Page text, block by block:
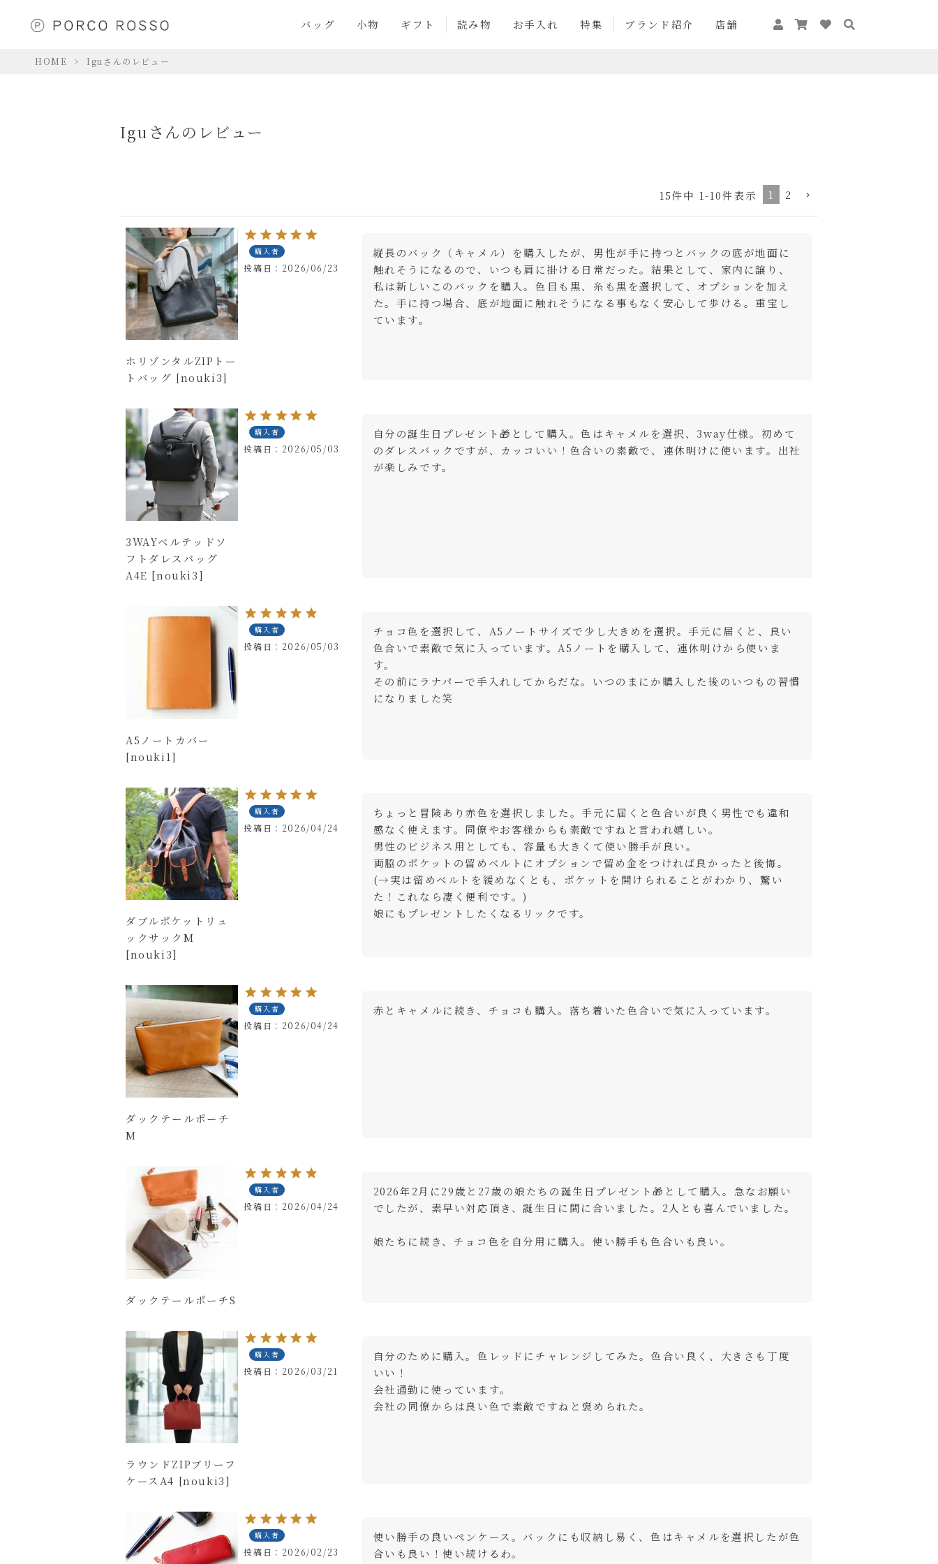
バッグ 小物 ギフト 読み物 お手入れ 特集 ブランド紹介 店舗
HOME Iguさんのレビュー
Iguさんのレビュー
15件中 1-10件表示 1 2
ホリゾンタルZIPトー
トバッグ [nouki3]
購入者
投稿日 2026/06/23
縦長のバック（キャメル）を購入したが、男性が手に持つとバックの底が地面に
触れそうになるので、いつも肩に掛ける日常だった。結果として、家内に譲り、
私は新しいこのバックを購入。色目も黒、糸も黒を選択して、オプションを加え
た。手に持つ場合、底が地面に触れそうになる事もなく安心して歩ける。重宝し
ています。
3WAYベルテッドソ
フトダレスバッグ
A4E [nouki3]
購入者
投稿日 2026/05/03
自分の誕生日プレゼント🎁として購入。色はキャメルを選択、3way仕様。初めて
のダレスバックですが、カッコいい！色合いの素敵で、連休明けに使います。出社
が楽しみです。
A5ノートカバー
[nouki1]
購入者
投稿日 2026/05/03
チョコ色を選択して、A5ノートサイズで少し大きめを選択。手元に届くと、良い
色合いで素敵で気に入っています。A5ノートを購入して、連休明けから使いま
す。
その前にラナパーで手入れしてからだな。いつのまにか購入した後のいつもの習慣
になりました笑
ダブルポケットリュ
ックサックM
[nouki3]
購入者
投稿日 2026/04/24
ちょっと冒険あり赤色を選択しました。手元に届くと色合いが良く男性でも違和
感なく使えます。同僚やお客様からも素敵ですねと言われ嬉しい。
男性のビジネス用としても、容量も大きくて使い勝手が良い。
両脇のポケットの留めベルトにオプションで留め金をつければ良かったと後悔。
(→実は留めベルトを緩めなくとも、ポケットを開けられることがわかり、驚い
た！これなら凄く便利です。)
娘にもプレゼントしたくなるリックです。
ダックテールポーチ
M
購入者
投稿日 2026/04/24
赤とキャメルに続き、チョコも購入。落ち着いた色合いで気に入っています。
ダックテールポーチS
購入者
投稿日 2026/04/24
2026年2月に29歳と27歳の娘たちの誕生日プレゼント🎁として購入。急なお願い
でしたが、素早い対応頂き、誕生日に間に合いました。2人とも喜んでいました。
ラウンドZIPブリーフ
ケースA4 [nouki3]
購入者
投稿日 2026/03/21
自分のために購入。色レッドにチャレンジしてみた。色合い良く、大きさも丁度
いい！
会社通勤に使っています。
会社の同僚からは良い色で素敵ですねと褒められた。
購入者
投稿日 2026/02/23
使い勝手の良いペンケース。バックにも収納し易く、色はキャメルを選択したが色
合いも良い！使い続けるわ。